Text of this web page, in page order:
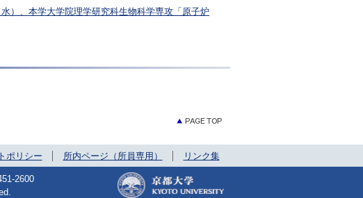
）、本学大学院理学研究科生物科学専攻「原子炉
ポリシー 所内ページ（所員専用） リンク集
2600